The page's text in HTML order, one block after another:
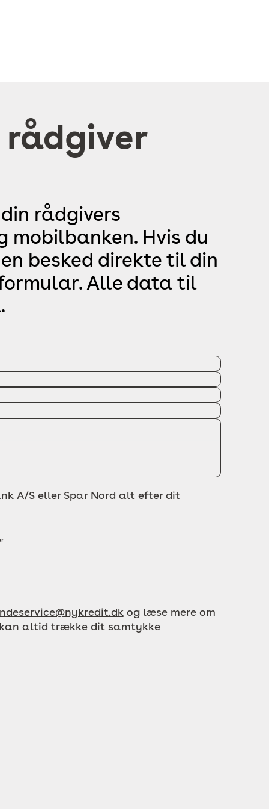
rådgiver
rådgivers
Hvis du
besked direkte til din
Alle data til
A/S eller Spar Nord alt efter dit
og læse mere om
altid trække dit samtykke